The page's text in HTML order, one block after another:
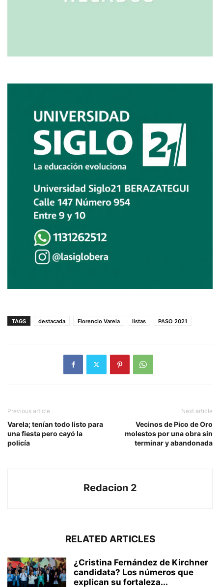
TAGS destacada Florencio Varela listas PASO 2021
Previous article
Varela; tenían todo listo para
una fiesta pero cayó la
policía
Next article
Vecinos de Pico de Oro
molestos por una obra sin
terminar y abandonada
Redacion 2
RELATED ARTICLES
¿Cristina Fernández de Kirchner
candidata? Los números que
explican su fortaleza...